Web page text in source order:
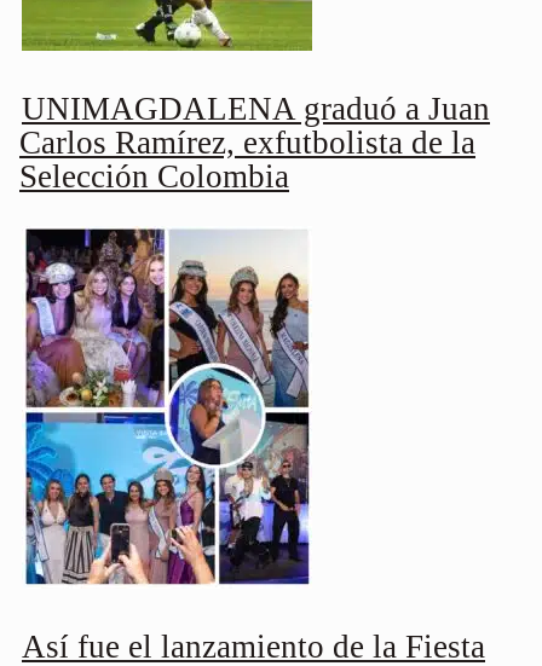
UNIMAGDALENA graduó a Juan
Carlos Ramírez, exfutbolista de la
Selección Colombia
Así fue el lanzamiento de la Fiesta